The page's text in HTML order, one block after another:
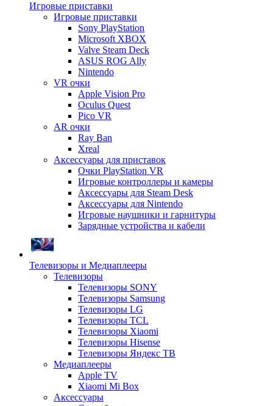
Игровые приставки
Игровые приставки
Sony PlayStation
Microsoft XBOX
Valve Steam Deck
ASUS ROG Ally
Nintendo
VR очки
Apple Vision Pro
Oculus Quest
Pico VR
AR очки
Ray Ban
Xreal
Аксессуары для приставок
Очки PlayStation VR
Игровые контроллеры и камеры
Аксессуары для Steam Desk
Аксессуары для Nintendo
Игровые наушники и гарнитуры
Зарядные устройства и кабели
Телевизоры и Медиаплееры
Телевизоры
Телевизоры SONY
Телевизоры Samsung
Телевизоры LG
Телевизоры TCL
Телевизоры Xiaomi
Телевизоры Hisense
Телевизоры Яндекс ТВ
Медиаплееры
Apple TV
Xiaomi Mi Box
Аксессуары